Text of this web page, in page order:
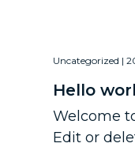
Uncategorized |
Hello
Welcome
Edit or